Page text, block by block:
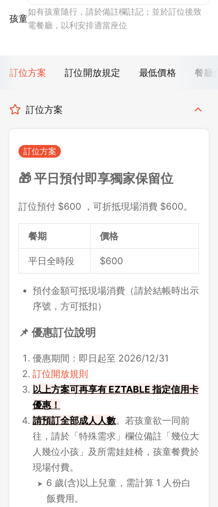
孩童
如有孩童隨行，請於備註欄註記；並於訂位後致
電餐廳，以利安排適當座位
訂位方案 訂位開放規定 最低價格 餐廳
訂位方案
訂位方案
🎁 平日預付即享獨家保留位
訂位預付 $600 ，可折抵現場消費 $600。
餐期 價格
平日全時段 $600
預付金額可抵現場消費（請於結帳時出示
序號，方可抵扣）
📌 優惠訂位說明
優惠期間：即日起至 2026/12/31
訂位開放規則
以上方案可再享有 EZTABLE 指定信用卡
優惠！
請預訂全部成人人數。若孩童欲一同前
往，請於「特殊需求」欄位備註「幾位大
人幾位小孩」及所需娃娃椅，孩童餐費於
現場付費。
6 歲(含)以上兒童，需計算 1 人份白
飯費用。